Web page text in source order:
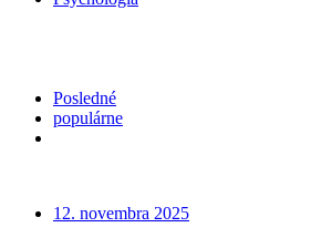
Posledné
populárne
12. novembra 2025